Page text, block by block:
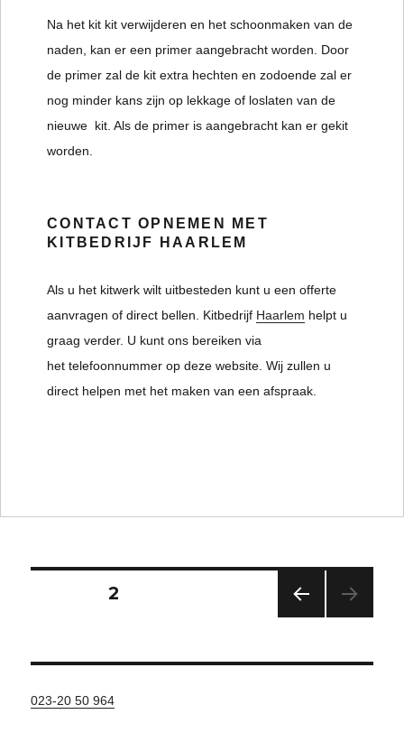
Na het kit kit verwijderen en het schoonmaken van de
naden, kan er een primer aangebracht worden. Door
de primer zal de kit extra hechten en zodoende zal er
nog minder kans zijn op lekkage of loslaten van de
nieuwe kit. Als de primer is aangebracht kan er gekit
worden.
CONTACT OPNEMEN MET
KITBEDRIJF HAARLEM
Als u het kitwerk wilt uitbesteden kunt u een offerte
aanvragen of direct bellen. Kitbedrijf Haarlem helpt u
graag verder. U kunt ons bereiken via
het telefoonnummer op deze website. Wij zullen u
direct helpen met het maken van een afspraak.
Berichtnavigatie
PAGINA2
023-20 50 964